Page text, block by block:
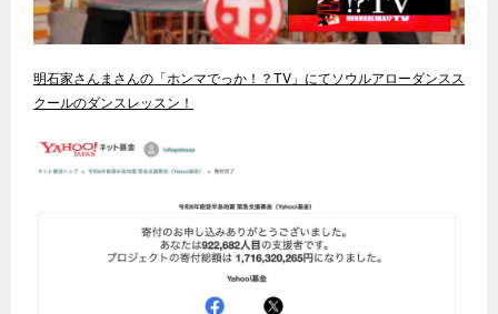
明石家さんまさんの「ホンマでっか！？TV」にてソウルアローダンスス
クールのダンスレッスン！